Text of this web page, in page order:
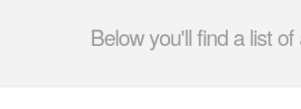
Below you'll find a list